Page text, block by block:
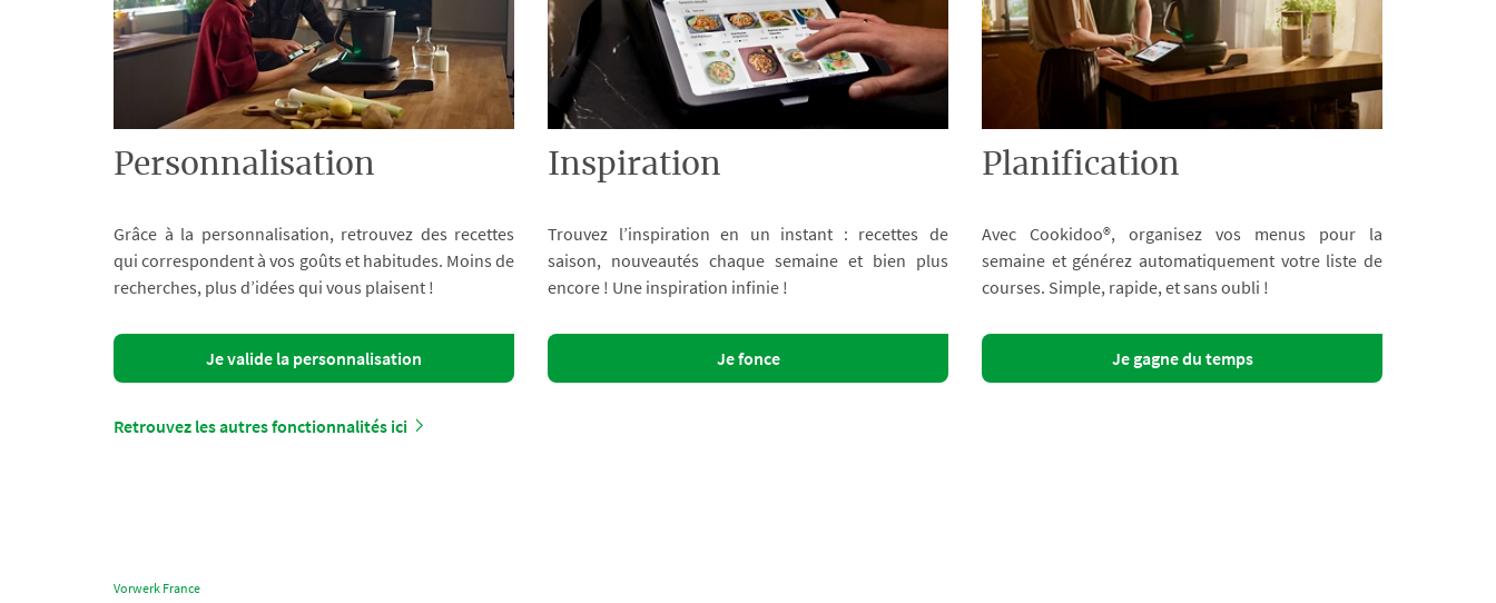
Personnalisation
Grâce à la personnalisation, retrouvez des recettes
qui correspondent à vos goûts et habitudes. Moins de
recherches, plus d’idées qui vous plaisent !
Je valide la personnalisation
Inspiration
Trouvez l’inspiration en un instant : recettes de
saison, nouveautés chaque semaine et bien plus
encore ! Une inspiration infinie !
Je fonce
Planification
Avec Cookidoo®, organisez vos menus pour la
semaine et générez automatiquement votre liste de
courses. Simple, rapide, et sans oubli !
Je gagne du temps
Retrouvez les autres fonctionnalités ici
Vorwerk France